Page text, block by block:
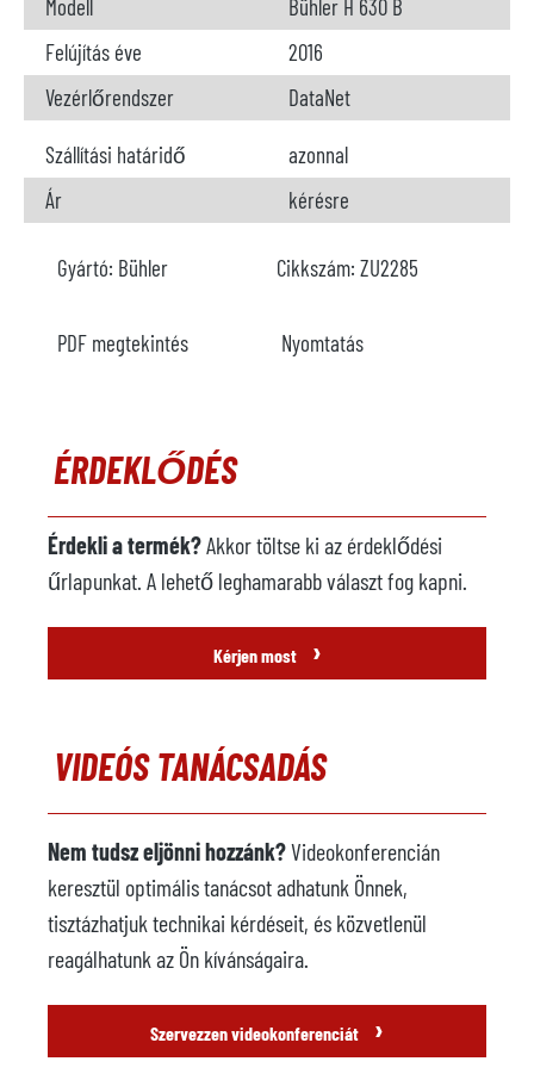
Modell
Bühler H 630 B
Felújítás éve
2016
Vezérlőrendszer
DataNet
Szállítási határidő
azonnal
Ár
kérésre
Gyártó: Bühler Cikkszám: ZU2285
PDF megtekintés Nyomtatás
ÉRDEKLŐDÉS
Érdekli a termék?Akkor töltse ki az érdeklődési
űrlapunkat. A lehető leghamarabb választ fog kapni.
Kérjen most ›
VIDEÓS TANÁCSADÁS
Nem tudsz eljönni hozzánk?Videokonferencián
keresztül optimális tanácsot adhatunk Önnek,
tisztázhatjuk technikai kérdéseit, és közvetlenül
reagálhatunk az Ön kívánságaira.
Szervezzen videokonferenciát ›